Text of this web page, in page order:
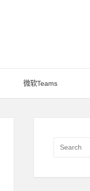
微软Teams
Sidebar
Search
for: